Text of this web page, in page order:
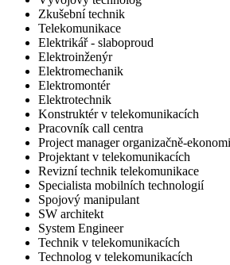
Zkušební technik
Telekomunikace
Elektrikář - slaboproud
Elektroinženýr
Elektromechanik
Elektromontér
Elektrotechnik
Konstruktér v telekomunikacích
Pracovník call centra
Project manager organizačně-
Projektant v telekomunikacích
Revizní technik telekomunikace
Specialista mobilních technologií
Spojový manipulant
SW architekt
System Engineer
Technik v telekomunikacích
Technolog v telekomunikacích